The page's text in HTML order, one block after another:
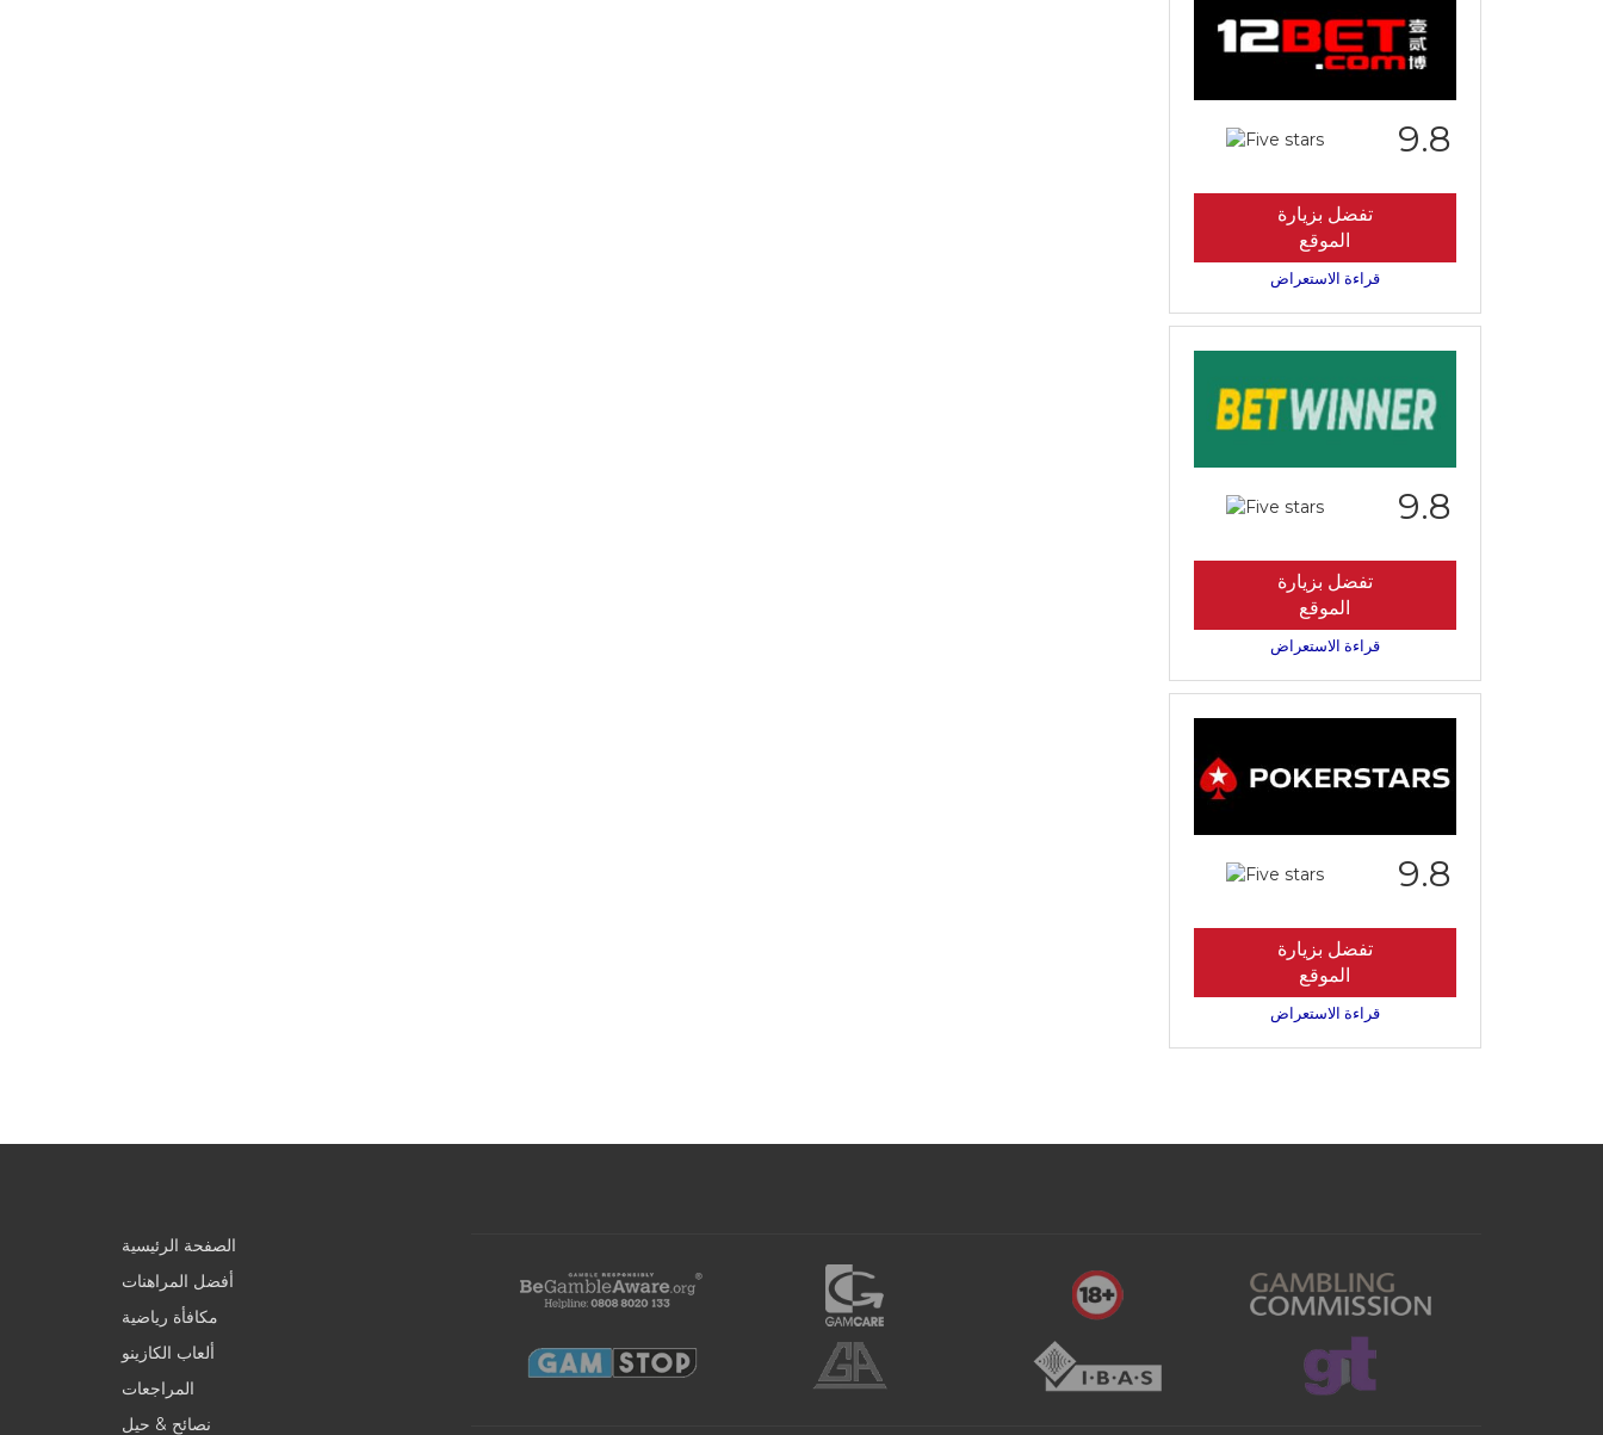
9.8
تفضل بزيارة
الموقع
قراءة الاستعراض
9.8
تفضل بزيارة
الموقع
قراءة الاستعراض
9.8
تفضل بزيارة
الموقع
قراءة الاستعراض
الصفحة الرئيسية
أفضل المراهنات
مكافأة رياضية
ألعاب الكازينو
المراجعات
نصائح & حيل